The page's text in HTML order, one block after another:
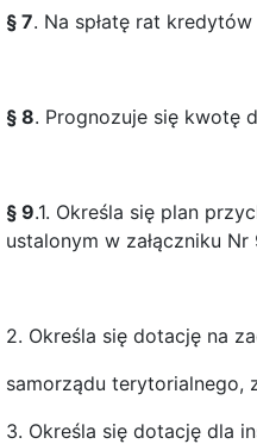
§ 7. Na spłatę rat
§ 8. Prognozuje się kwotę
§ 9.1. Określa się plan
ustalonym w załączniku Nr
2. Określa się dotację na
samorządu terytorialnego,
3. Określa się dotację dla